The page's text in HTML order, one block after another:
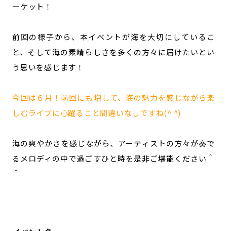
ーケット！
前回の様子から、本イベントが海を大切にしているこ
と、そして海の素晴らしさを多くの方々に届けたいとい
う思いを感じます！
今回は６月！前回にも増して、海の魅力を感じながら楽
しむライブに心躍ること間違いなしですね(^ ^)
海の爽やかさを感じながら、アーティストの方々が奏で
るメロディの中で過ごすひと時を是非ご堪能ください＾
＾